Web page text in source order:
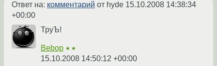
Ответ на: комментарий от hyde 15.10.2008 14:38:34
+00:00
ТруЪ!
Bebop ★★
15.10.2008 14:50:12 +00:00